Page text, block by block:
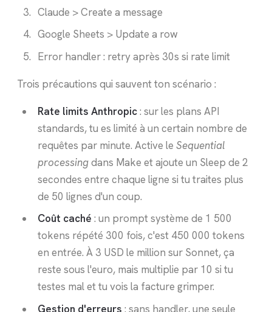
Claude > Create a message
Google Sheets > Update a row
Error handler : retry après 30s si rate limit
Trois précautions qui sauvent ton scénario :
Rate limits Anthropic: sur les plans API
standards, tu es limité à un certain nombre de
requêtes par minute. Active le Sequential
processingdans Make et ajoute un Sleep de 2
secondes entre chaque ligne si tu traites plus
de 50 lignes d'un coup.
Coût caché : un prompt système de 1 500
tokens répété 300 fois, c'est 450 000 tokens
en entrée. À 3 USD le million sur Sonnet, ça
reste sous l'euro, mais multiplie par 10 si tu
testes mal et tu vois la facture grimper.
Gestion d'erreurs : sans handler, une seule